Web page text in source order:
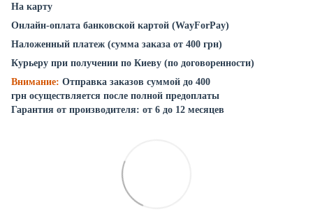
На карту
Онлайн-оплата банковской картой (WayForPay)
Наложенный платеж (сумма заказа от 400 грн)
Курьеру при получении по Киеву (по договоренности)
Внимание: Отправка заказов суммой до 400
грн осуществляется после полной предоплаты
Гарантия от производителя: от 6 до 12 месяцев